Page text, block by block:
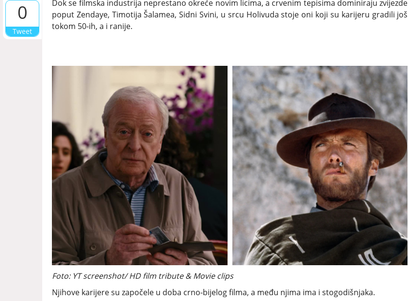
0
Tweet
Dok se filmska industrija neprestano okreće novim licima, a crvenim tepisima dominiraju zvijezde
poput Zendaye, Timotija Šalamea, Sidni Svini, u srcu Holivuda stoje oni koji su karijeru gradili još
tokom 50-ih, a i ranije.
Foto: YT screenshot/ HD film tribute & Movie clips
Njihove karijere su započele u doba crno-bijelog filma, a među njima ima i stogodišnjaka.